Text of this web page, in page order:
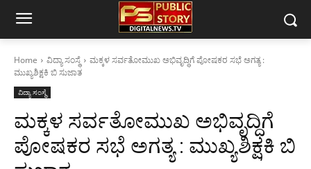
Home ವಿದ್ಯಾ ಸಂಸ್ಥೆ
ಮಕ್ಕಳ ಸರ್ವತೋಮುಖ ಅಭಿವೃದ್ಧಿಗೆ ಪೋಷಕರ ಸಭೆ ಅಗತ್ಯ :
ಮುಖ್ಯಶಿಕ್ಷಕಿ ಬಿ ಸುಜಾತ
ವಿದ್ಯಾ ಸಂಸ್ಥೆ
ಮಕ್ಕಳ ಸರ್ವತೋಮುಖ ಅಭಿವೃದ್ಧಿಗೆ
ಪೋಷಕರ ಸಭೆ ಅಗತ್ಯ : ಮುಖ್ಯಶಿಕ್ಷಕಿ ಬಿ